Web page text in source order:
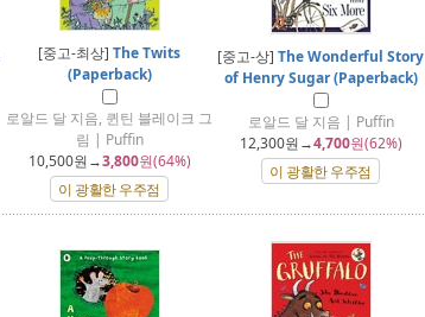
[중고-최상] The Twits
(Paperback)
로알드 달 지음, 퀸틴 블레이크 그
림 | Puffin
10,500원→3,800원(64%)
이 광활한 우주점
[중고-상] The Wonderful Story
of Henry Sugar (Paperback)
로알드 달 지음 | Puffin
12,300원→4,700원(62%)
이 광활한 우주점